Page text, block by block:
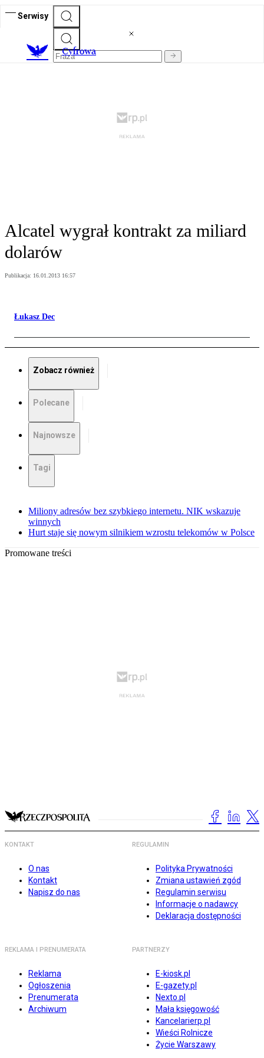
Serwisy
Cyfrowa
Alcatel wygrał kontrakt za miliard
dolarów
Publikacja: 16.01.2013 16:57
Łukasz Dec
Zobacz również
Polecane
Najnowsze
Tagi
Miliony adresów bez szybkiego internetu. NIK wskazuje
winnych
Hurt staje się nowym silnikiem wzrostu telekomów w Polsce
Promowane treści
KONTAKT
O nas
Kontakt
Napisz do nas
REGULAMIN
Polityka Prywatności
Zmiana ustawień zgód
Regulamin serwisu
Informacje o nadawcy
Deklaracja dostępności
REKLAMA I PRENUMERATA
Reklama
Ogłoszenia
Prenumerata
Archiwum
PARTNERZY
E-kiosk.pl
E-gazety.pl
Nexto.pl
Mała księgowość
Kancelarierp.pl
Wieści Rolnicze
Życie Warszawy